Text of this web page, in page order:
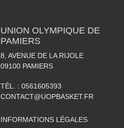
UNION OLYMPIQUE DE
PAMIERS
8, AVENUE DE LA RIJOLE
09100 PAMIERS
TÉL. : 0561605393
CONTACT@UOPBASKET.FR
INFORMATIONS LÉGALES